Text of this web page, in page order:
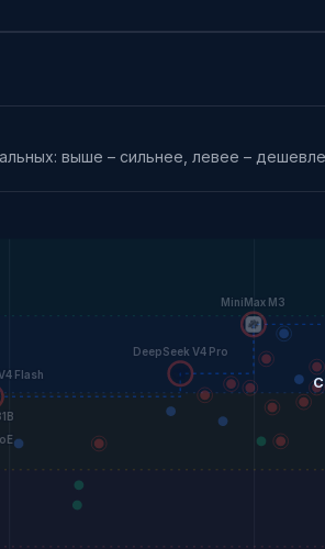
выше – сильнее, левее –
MiniMax M3
DeepSeek V4 Pro
Flash